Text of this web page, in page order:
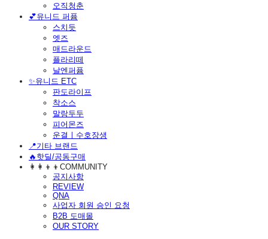
오직청춘
💕유니드 퍼퓸
스치듯
엣즈
매드라운드
플라리떼
날엔퍼퓸
​✨유니드 ETC
판도라이프
착소스
말랑두두
피어몬즈
운결ㅣ수호장생
📍기타 브랜드
🔥핫딜/공동구매
👩‍👩‍👦‍👦COMMUNITY
공지사항
REVIEW
QNA
사업자 회원 승인 요청
B2B 도매몰
OUR STORY